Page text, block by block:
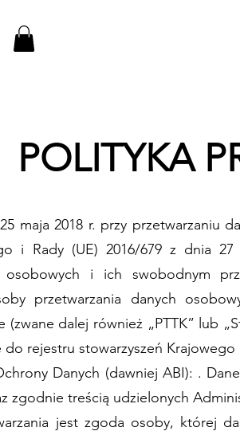
POLITYKA
maja 2018 r. przy przetwarzaniu
i Rady (UE) 2016/679 z dnia
osobowych i ich swobodnym
przetwarzania danych
(zwane dalej również „PTTK” lub
do rejestru stowarzyszeń
Danych (dawniej ABI): .
zgodnie treścią udzielonych
jest zgoda osoby, której